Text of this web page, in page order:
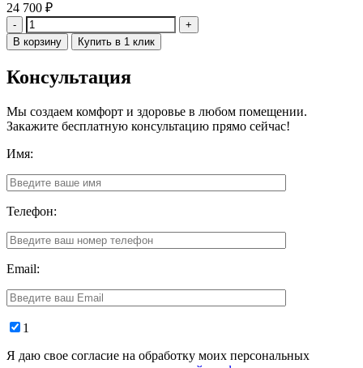
24 700 ₽
Количество
В корзину Купить в 1 клик
Консультация
Мы создаем комфорт и здоровье в любом помещении.
Закажите бесплатную консультацию прямо сейчас!
Имя:
Телефон:
Email:
1
Я даю свое согласие на обработку моих персональных